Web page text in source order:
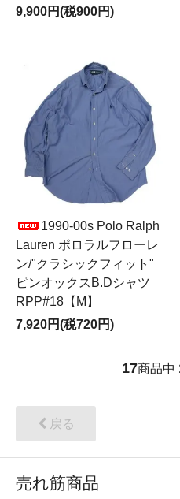
9,900円(税900円)
1990-00s Polo Ralph
Lauren ポロラルフローレ
ン/"クラシックフィット"
ピンオックスB.Dシャツ
RPP#18【M】
7,920円(税720円)
17商品中
戻る
売れ筋商品